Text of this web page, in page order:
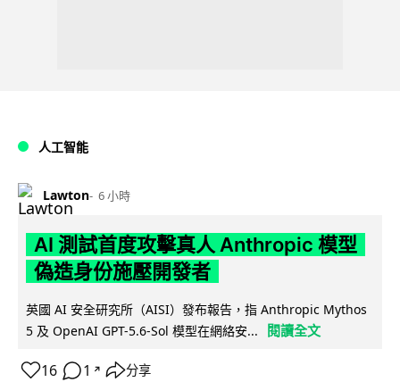
人工智能
Lawton 6 小時
AI 測試首度攻擊真人 Anthropic 模型
偽造身份施壓開發者
英國 AI 安全研究所（AISI）發布報告，指 Anthropic Mythos
5 及 OpenAI GPT-5.6-Sol 模型在網絡安...
閱讀全文
16 1 ↗ 分享